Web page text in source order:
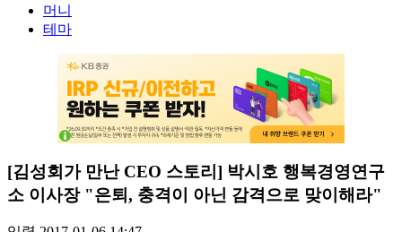
머니
테마
[김성회가 만난 CEO 스토리] 박시호 행복경영연구
소 이사장 "은퇴, 충격이 아닌 감격으로 맞이해라"